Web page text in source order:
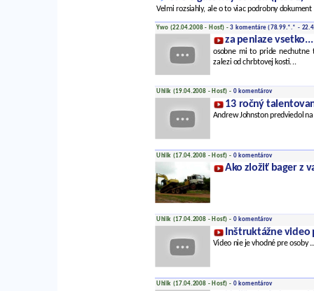
Velmi rozsiahly, ale o to viac podrobny
Ywo (22.04.2008 - Hosť) -3 komentáre(78.99.*.* -
za peniaze vsetko...
osobne mi to pride nechutne
zalezi od chrbtovej kosti...
Uhlik (19.04.2008 - Hosť) - 0 komentárov
13 ročný
Andrew Johnston predviedol
Uhlik (17.04.2008 - Hosť) - 0 komentárov
Ako zložiť bager z
Uhlik (17.04.2008 - Hosť) - 0 komentárov
Inštruktážne
Video nie je vhodné pre osoby
Uhlik (17.04.2008 - Hosť) - 0 komentárov